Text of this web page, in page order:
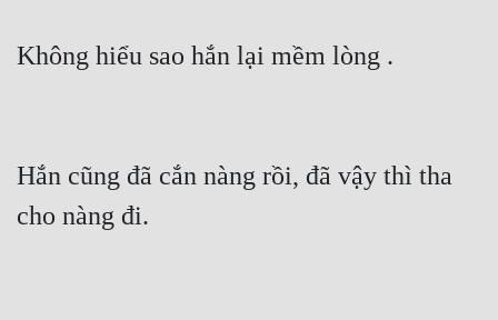
Không hiểu sao hắn lại mềm lòng .
Hắn cũng đã cắn nàng rồi, đã vậy thì tha
cho nàng đi.